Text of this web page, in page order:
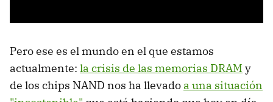
Pero ese es el mundo en el que estamos
actualmente: la crisis de las memorias DRAM y
de los chips NAND nos ha llevado a una situación